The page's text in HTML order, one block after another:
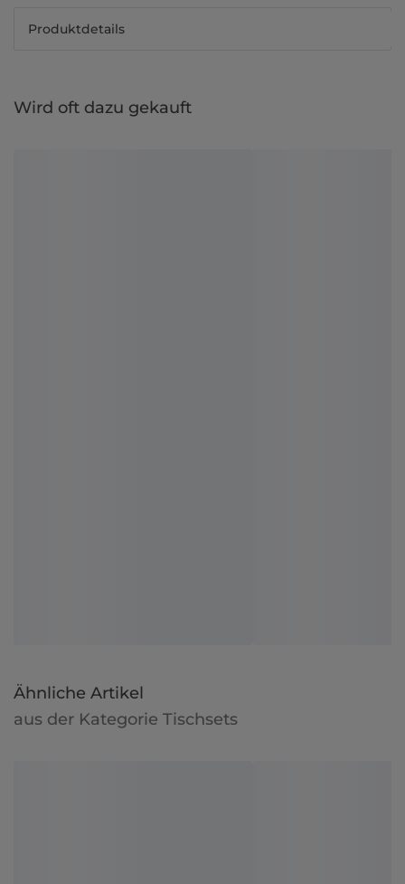
Produktdetails
Wird oft dazu gekauft
Ähnliche Artikel
aus der Kategorie Tischsets